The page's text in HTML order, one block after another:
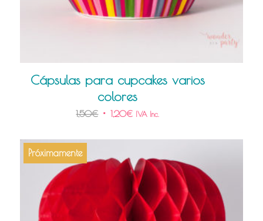
Cápsulas para cupcakes varios
colores
1,50€ 1,20€ IVA Inc.
Próximamente